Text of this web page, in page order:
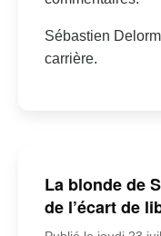
Sébastien
carrière.
La blonde de
de l’écart de